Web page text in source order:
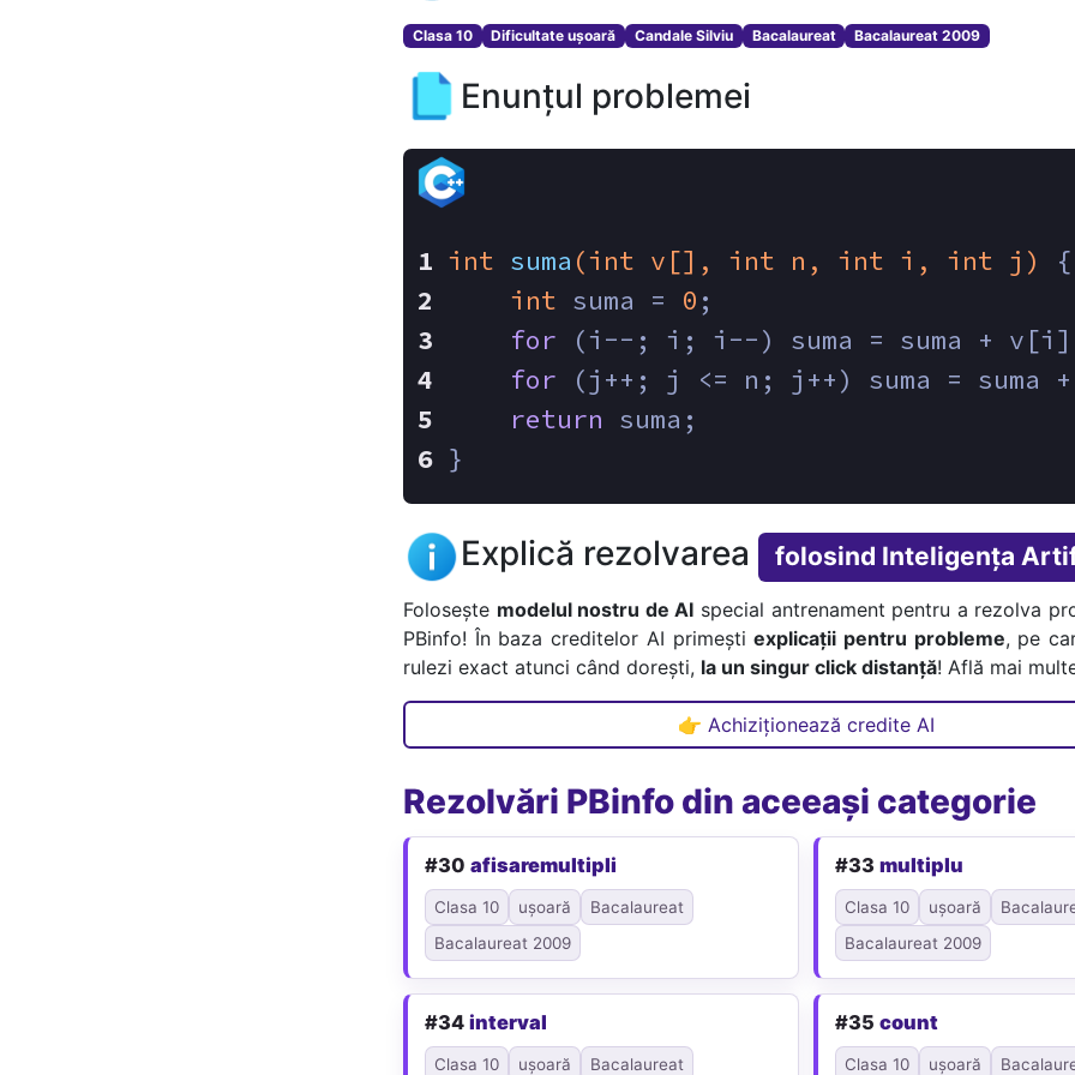
Clasa 10 Dificultate ușoară Candale Silviu Bacalaureat Bacalaureat 2009
Enunțul problemei
int suma (int v[], int n, int i, int j)
{
int suma = 0 ;
for (i--; i; i--) suma = suma +
for (j++; j <= n; j++) suma = suma
return suma;
}
Explică rezolvarea folosind Inteligența
Folosește modelul nostru de AI special antrenament pentru a rezolva
PBinfo! În baza creditelor AI primeștiexplicații pentru probleme, pe
rulezi exact atunci când dorești, la un singur click distanță! Află mai
👉 Achiziționează credite AI
Rezolvări PBinfo din aceeași categorie
#30 afisaremultipli
Clasa 10 ușoară
Bacalaureat
Bacalaureat 2009
#33 multiplu
Clasa 10 ușoară
Bacalaureat 2009
#34 interval
Clasa 10 ușoară Bacalaureat
#35 count
Clasa 10 ușoară